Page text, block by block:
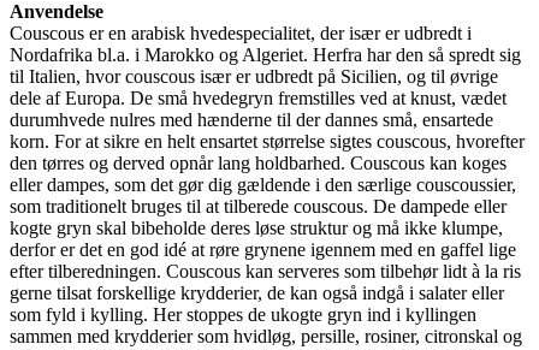
Anvendelse
Couscous er en arabisk hvedespecialitet, der især er udbredt i
Nordafrika bl.a. i Marokko og Algeriet. Herfra har den så spredt sig
til Italien, hvor couscous især er udbredt på Sicilien, og til øvrige
dele af Europa. De små hvedegryn fremstilles ved at knust, vædet
durumhvede nulres med hænderne til der dannes små, ensartede
korn. For at sikre en helt ensartet størrelse sigtes couscous, hvorefter
den tørres og derved opnår lang holdbarhed. Couscous kan koges
eller dampes, som det gør dig gældende i den særlige couscoussier,
som traditionelt bruges til at tilberede couscous. De dampede eller
kogte gryn skal bibeholde deres løse struktur og må ikke klumpe,
derfor er det en god idé at røre grynene igennem med en gaffel lige
efter tilberedningen. Couscous kan serveres som tilbehør lidt à la ris
gerne tilsat forskellige krydderier, de kan også indgå i salater eller
som fyld i kylling. Her stoppes de ukogte gryn ind i kyllingen
sammen med krydderier som hvidløg, persille, rosiner, citronskal og